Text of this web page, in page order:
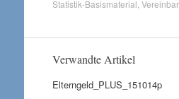
Statistik-Basismaterial
Verwandte Artikel
Elterngeld_PLUS_151014p